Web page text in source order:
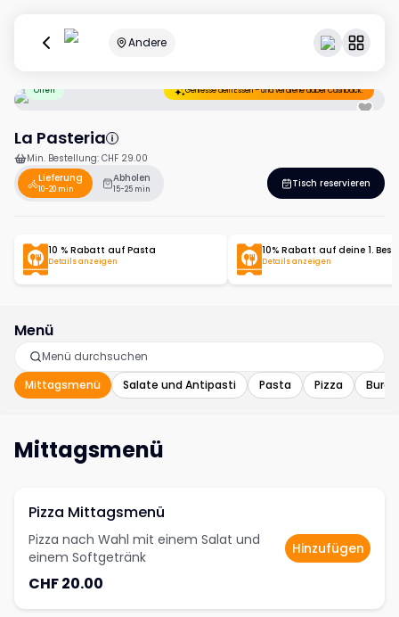
Andere
Offen Geniesse dein Essen – und verdiene dabei Cashback.
La Pasteria
Min. Bestellung: CHF 29.00
Lieferung
10-20 min
Abholen
15-25 min Tisch reservieren
10 % Rabatt auf Pasta
Details anzeigen
10% Rabatt auf deine 1.
Details anzeigen
Menü
Mittagsmenü Salate und Antipasti Pasta Pizza
Mittagsmenü
Pizza Mittagsmenü
Pizza nach Wahl mit einem Salat und
einem Softgetränk
CHF 20.00
Hinzufügen